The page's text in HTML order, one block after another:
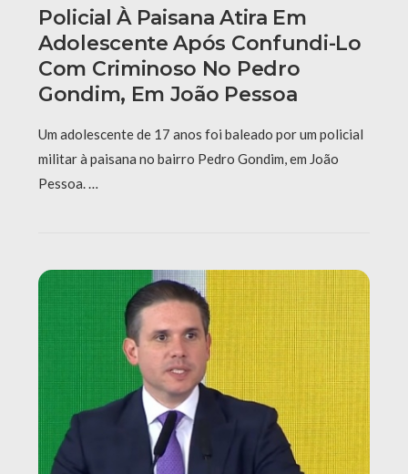
Policial À Paisana Atira Em
Adolescente Após Confundi-Lo
Com Criminoso No Pedro
Gondim, Em João Pessoa
Um adolescente de 17 anos foi baleado por um policial
militar à paisana no bairro Pedro Gondim, em João
Pessoa. …